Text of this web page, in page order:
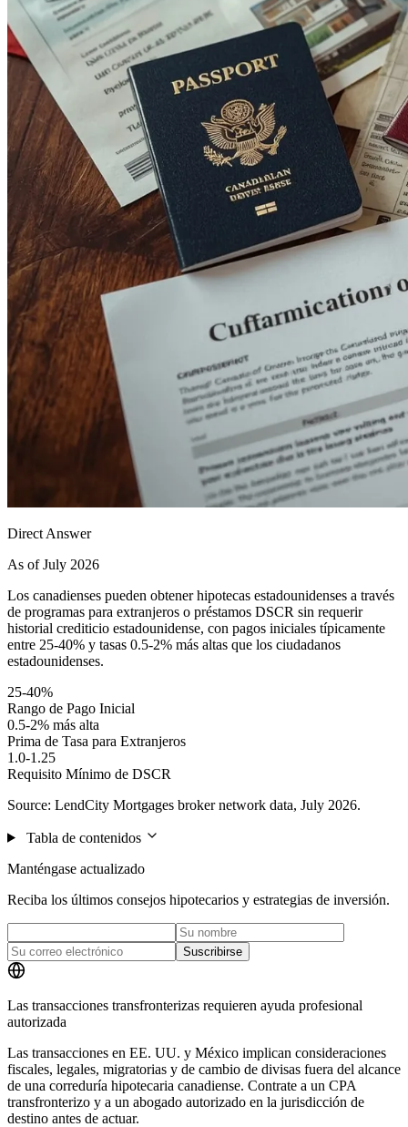
Direct Answer
As of July 2026
Los canadienses pueden obtener hipotecas estadounidenses a través
de programas para extranjeros o préstamos DSCR sin requerir
historial crediticio estadounidense, con pagos iniciales típicamente
entre 25-40% y tasas 0.5-2% más altas que los ciudadanos
estadounidenses.
25-40%
Rango de Pago Inicial
0.5-2% más alta
Prima de Tasa para Extranjeros
1.0-1.25
Requisito Mínimo de DSCR
Source: LendCity Mortgages broker network data, July 2026.
Tabla de contenidos
Manténgase actualizado
Reciba los últimos consejos hipotecarios y estrategias de inversión.
Suscribirse
Las transacciones transfronterizas requieren ayuda profesional
autorizada
Las transacciones en EE. UU. y México implican consideraciones
fiscales, legales, migratorias y de cambio de divisas fuera del alcance
de una correduría hipotecaria canadiense. Contrate a un CPA
transfronterizo y a un abogado autorizado en la jurisdicción de
destino antes de actuar.